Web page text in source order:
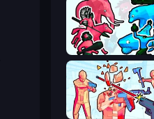
Time Shooter 2